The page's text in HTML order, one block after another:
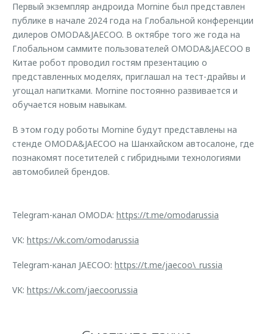
Первый экземпляр андроида Mornine был представлен
публике в начале 2024 года на Глобальной конференции
дилеров OMODA&JAECOO. В октябре того же года на
Глобальном саммите пользователей OMODA&JAECOO в
Китае робот проводил гостям презентацию о
представленных моделях, приглашал на тест-драйвы и
угощал напитками. Mornine постоянно развивается и
обучается новым навыкам.
В этом году роботы Mornine будут представлены на
стенде OMODA&JAECOO на Шанхайском автосалоне, где
познакомят посетителей с гибридными технологиями
автомобилей брендов.
Telegram-канал OMODA: https://t.me/omodarussia
VK: https://vk.com/omodarussia
Telegram-канал JAECOO: https://t.me/jaecoo\_russia
VK: https://vk.com/jaecoorussia